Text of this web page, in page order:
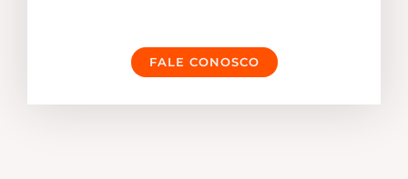
FALE CONOSCO